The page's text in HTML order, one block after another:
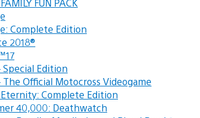
Complete Edition
2018®
Special Edition
The Official Motocross Videogame
Complete Edition
40,000: Deathwatch